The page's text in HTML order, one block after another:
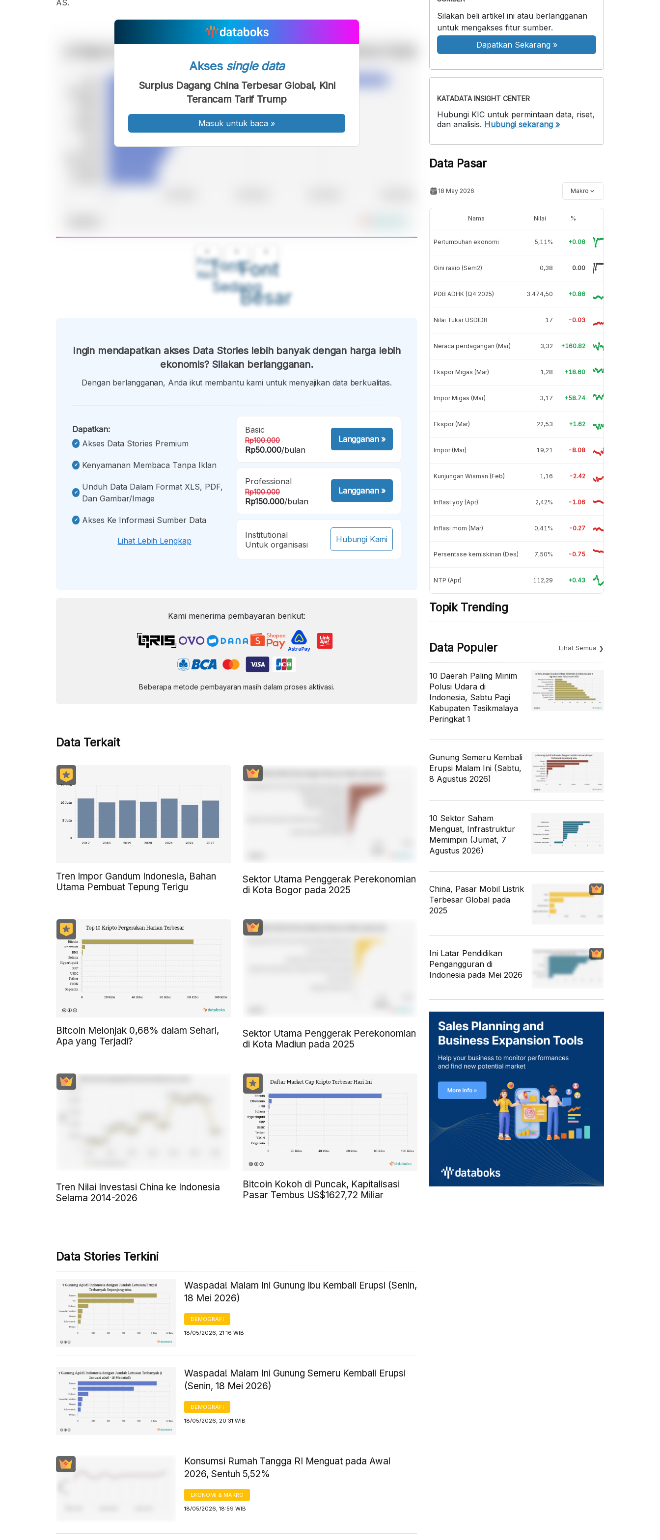
AS.
Font
Kecil
Font
Sedang
Font
Besar
Akses single data
Surplus Dagang China Terbesar Global, Kini
Terancam Tarif Trump
Masuk untuk baca »
Ingin mendapatkan akses Data Stories lebih banyak dengan harga lebih
ekonomis? Silakan berlangganan.
Dengan berlangganan, Anda ikut membantu kami untuk menyajikan data berkualitas.
Dapatkan:
Akses Data Stories Premium
Kenyamanan Membaca Tanpa Iklan
Unduh Data Dalam Format XLS, PDF,
Dan Gambar/image
Akses Ke Informasi Sumber Data
Lihat Lebih Lengkap
Basic
Rp100.000
Rp50.000/bulan
Langganan»
Professional
Rp100.000
Rp150.000/bulan
Langganan»
Institutional
Untuk organisasi
Hubungi Kami
Kami menerima pembayaran berikut:
Beberapa metode pembayaran masih dalam proses aktivasi.
Data Terkait
Tren Impor Gandum Indonesia, Bahan
Utama Pembuat Tepung Terigu
Sektor Utama Penggerak Perekonomian
di Kota Bogor pada 2025
Bitcoin Melonjak 0,68% dalam Sehari,
Apa yang Terjadi?
Sektor Utama Penggerak Perekonomian
di Kota Madiun pada 2025
Tren Nilai Investasi China ke Indonesia
Selama 2014-2026
Bitcoin Kokoh di Puncak, Kapitalisasi
Pasar Tembus US$1627,72 Miliar
Data Stories Terkini
Waspada! Malam Ini Gunung Ibu Kembali Erupsi (Senin,
18 Mei 2026)
DEMOGRAFI
18/05/2026, 21:16 WIB
Waspada! Malam Ini Gunung Semeru Kembali Erupsi
(Senin, 18 Mei 2026)
DEMOGRAFI
18/05/2026, 20:31 WIB
Konsumsi Rumah Tangga RI Menguat pada Awal
2026, Sentuh 5,52%
EKONOMI & MAKRO
18/05/2026, 18:59 WIB
Silakan beli artikel ini atau berlangganan
untuk mengakses fitur sumber.
Dapatkan Sekarang »
KATADATA INSIGHT CENTER
Hubungi KIC untuk permintaan data, riset,
dan analisis. Hubungi sekarang »
Data Pasar
18 May 2026 Makro
Nama Nilai %
Pertumbuhan ekonomi 5,11% +0.08
Gini rasio (Sem2) 0,38 0.00
PDB ADHK (Q4 2025) 3.474,50 +0.86
Nilai Tukar USDIDR 17 -0.03
Neraca perdagangan (Mar) 3,32 +160.82
Ekspor Migas (Mar) 1,28 +18.60
Impor Migas (Mar) 3,17 +58.74
Ekspor (Mar) 22,53 +1.62
Impor (Mar) 19,21 -8.08
Kunjungan Wisman (Feb) 1,16 -2.42
Inflasi yoy (Apr) 2,42% -1.06
Inflasi mom (Mar) 0,41% -0.27
Persentase kemiskinan (Des) 7,50% -0.75
NTP (Apr) 112,29 +0.43
Topik Trending
Data Populer Lihat Semua
10 Daerah Paling Minim
Polusi Udara di
Indonesia, Sabtu Pagi
Kabupaten Tasikmalaya
Peringkat 1
Gunung Semeru Kembali
Erupsi Malam Ini (Sabtu,
8 Agustus 2026)
10 Sektor Saham
Menguat, Infrastruktur
Memimpin (Jumat, 7
Agustus 2026)
China, Pasar Mobil Listrik
Terbesar Global pada
2025
Ini Latar Pendidikan
Pengangguran di
Indonesia pada Mei 2026